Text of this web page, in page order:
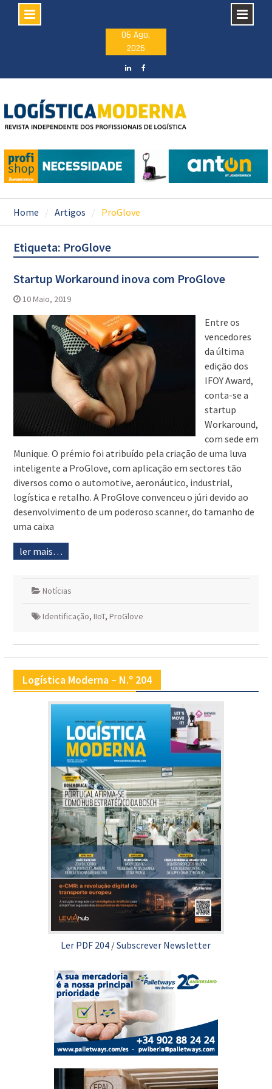
06 Ago,
2026
Home Artigos ProGlove
Etiqueta: ProGlove
Startup Workaround inova com ProGlove
10 Maio, 2019
Entre os
vencedores
da última
edição dos
IFOY Award,
conta-se a
startup
Workaround,
com sede em
Munique. O prémio foi atribuído pela criação de uma luva
inteligente a ProGlove, com aplicação em sectores tão
diversos como o automotive, aeronáutico, industrial,
logística e retalho. A ProGlove convenceu o júri devido ao
desenvolvimento de um poderoso scanner, do tamanho de
uma caixa
ler mais…
Notícias
Identificação, IIoT, ProGlove
Logística Moderna – N.º 204
Ler PDF 204 /Subscrever Newsletter